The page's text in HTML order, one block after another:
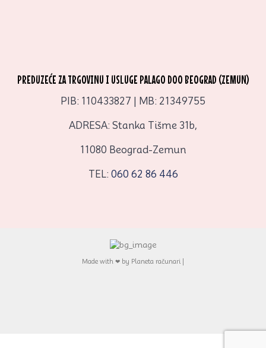
PREDUZEĆE ZA TRGOVINU I USLUGE PALAGO DOO BEOGRAD (ZEMUN)
PIB: 110433827 | MB: 21349755
ADRESA: Stanka Tišme 31b,
11080 Beograd-Zemun
TEL: 060 62 86 446
Made with ❤ by Planeta računari |